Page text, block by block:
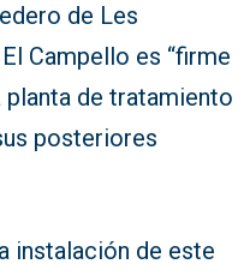
de Les
Campello es “firme
de tratamiento
posteriores
instalación de este